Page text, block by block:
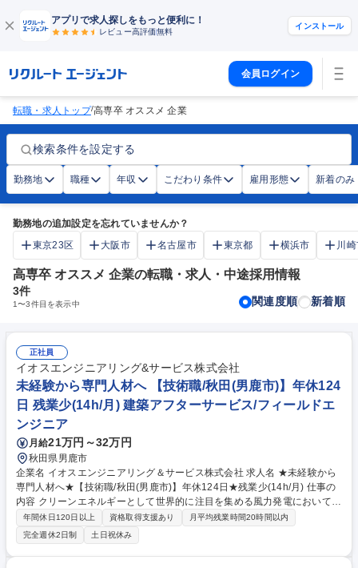
アプリで求人探しをもっと便利に！
レビュー高評価無料
インストール
会員ログイン
転職・求人トップ/高専卒 オススメ 企業
検索条件を設定する
勤務地 職種 年収 こだわり条件 雇用形態 新着のみ
勤務地の追加設定を忘れていませんか？
東京23区
大阪市 名古屋市 東京都 横浜市 川
高専卒 オススメ 企業の転職・求人・中途採用情報
3件
1〜3件目を表示中 関連度順 新着順
正社員
イオスエンジニアリング&サービス株式会社
未経験から専門人材へ 【技術職/秋田(男鹿市)】年休124
日 残業少(14h/月) 建築アフターサービス/フィールドエ
ンジニア
月給21万円～32万円
秋田県男鹿市
企業名 イオスエンジニアリング＆サービス株式会社 求人名 ★未経験から
専門人材へ★【技術職/秋田(男鹿市)】年休124日★残業少(14h/月) 仕事の
内容 クリーンエネルギーとして世界的に注目を集める風力発電において国
内のパイオニアである当社にて、風力発電設備の保守・運営業務をお任せ
します！(※管理業務のため、建物の改変を伴う実作業・業務は含みませ
ん） 【入社後の流れ】入社後は事業所にてOJTを行い、頃合いを見て教育
センターにて研修【詳細】■風力発電所にて、風車内の点検,消耗品･風車
年間休日120日以上 資格取得支援あり
月平均残業時間20時間以内
完全週休2日制
土日祝休み